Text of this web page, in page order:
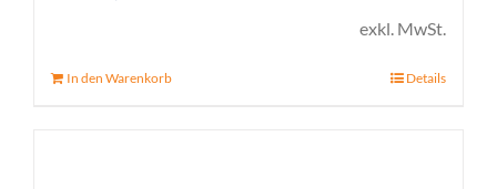
exkl. MwSt.
In den Warenkorb Details